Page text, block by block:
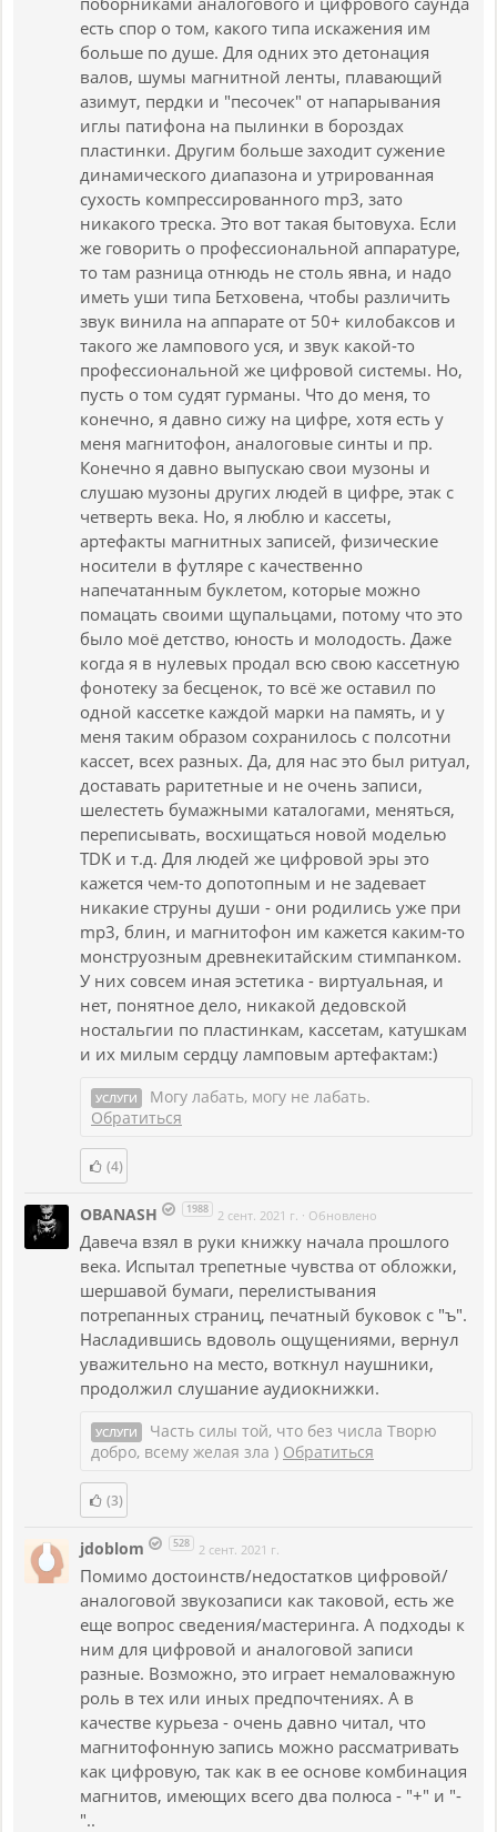
есть спор о том, какого типа искажения им
больше по душе. Для одних это детонация
валов, шумы магнитной ленты, плавающий
азимут, пердки и "песочек" от напарывания
иглы патифона на пылинки в бороздах
пластинки. Другим больше заходит сужение
динамического диапазона и утрированная
сухость компрессированного mp3, зато
никакого треска. Это вот такая бытовуха. Если
же говорить о профессиональной аппаратуре,
то там разница отнюдь не столь явна, и надо
иметь уши типа Бетховена, чтобы различить
звук винила на аппарате от 50+ килобаксов и
такого же лампового уся, и звук какой-то
профессиональной же цифровой системы. Но,
пусть о том судят гурманы. Что до меня, то
конечно, я давно сижу на цифре, хотя есть у
меня магнитофон, аналоговые синты и пр.
Конечно я давно выпускаю свои музоны и
слушаю музоны других людей в цифре, этак с
четверть века. Но, я люблю и кассеты,
артефакты магнитных записей, физические
носители в футляре с качественно
напечатанным буклетом, которые можно
помацать своими щупальцами, потому что это
было моё детство, юность и молодость. Даже
когда я в нулевых продал всю свою кассетную
фонотеку за бесценок, то всё же оставил по
одной кассетке каждой марки на память, и у
меня таким образом сохранилось с полсотни
кассет, всех разных. Да, для нас это был ритуал,
доставать раритетные и не очень записи,
шелестеть бумажными каталогами, меняться,
переписывать, восхищаться новой моделью
TDK и т.д. Для людей же цифровой эры это
кажется чем-то допотопным и не задевает
никакие струны души - они родились уже при
mp3, блин, и магнитофон им кажется каким-то
монструозным древнекитайским стимпанком.
У них совсем иная эстетика - виртуальная, и
нет, понятное дело, никакой дедовской
ностальгии по пластинкам, кассетам, катушкам
и их милым сердцу ламповым артефактам:)
УСЛУГИ
Могу лабать, могу не лабать.
Обратиться
(4)
OBANASH 1988 2 сент. 2021 г. · Обновлено
Давеча взял в руки книжку начала прошлого
века. Испытал трепетные чувства от обложки,
шершавой бумаги, перелистывания
потрепанных страниц, печатный буковок с "ъ".
Насладившись вдоволь ощущениями, вернул
уважительно на место, воткнул наушники,
продолжил слушание аудиокнижки.
УСЛУГИ
Часть силы той, что без числа Творю
добро, всему желая зла ) Обратиться
(3)
jdoblom 528 2 сент. 2021 г.
Помимо достоинств/недостатков цифровой/
аналоговой звукозаписи как таковой, есть же
еще вопрос сведения/мастеринга. А подходы к
ним для цифровой и аналоговой записи
разные. Возможно, это играет немаловажную
роль в тех или иных предпочтениях. А в
качестве курьеза - очень давно читал, что
магнитофонную запись можно рассматривать
как цифровую, так как в ее основе комбинация
магнитов, имеющих всего два полюса - "+" и "-
"..